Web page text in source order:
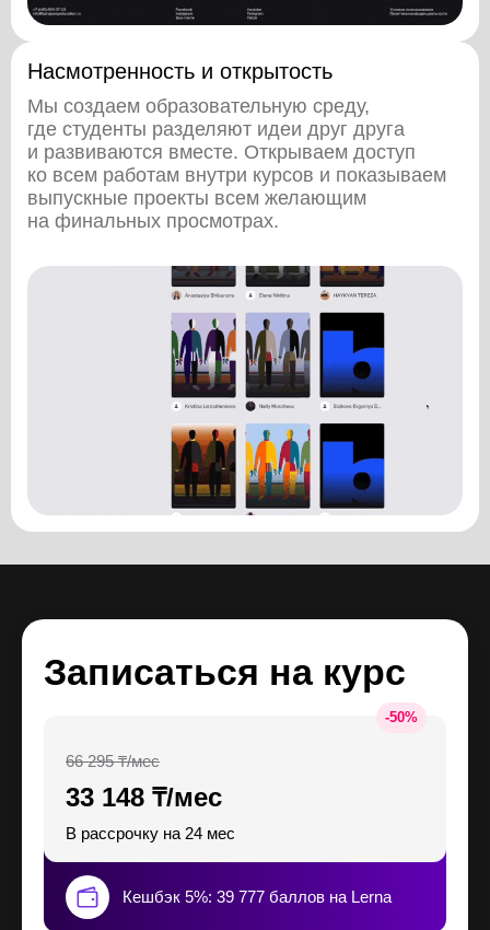
Насмотренность и открытость
Мы создаем образовательную среду,
где студенты разделяют идеи друг друга
и развиваются вместе. Открываем доступ
ко всем работам внутри курсов и показываем
выпускные проекты всем желающим
на финальных просмотрах.
Записаться на курс
-50%
33 148 ₸/мес
66 295 ₸/мес
В рассрочку на 24 мес
Кешбэк 5%: 39 777 баллов на Lerna